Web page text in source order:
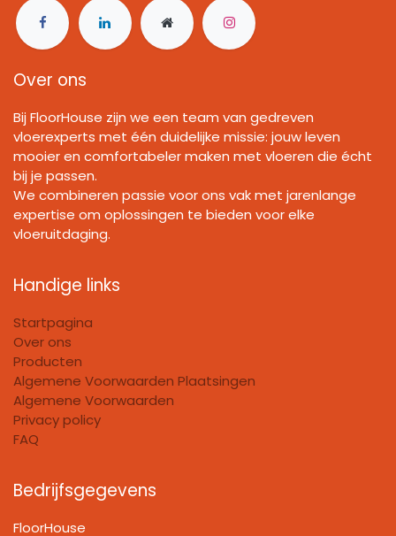
Over ons
Bij FloorHouse zijn we een team van gedreven
vloerexperts met één duidelijke missie: jouw leven
mooier en comfortabeler maken met vloeren die écht
bij je passen.
We combineren passie voor ons vak met jarenlange
expertise om oplossingen te bieden voor elke
vloeruitdaging.
Handige links
Startpagina
Over ons
Producten
Algemene Voorwaarden Plaatsingen
Algemene Voorwaarden
Privacy policy
FAQ
Bedrijfsgegevens
FloorHouse